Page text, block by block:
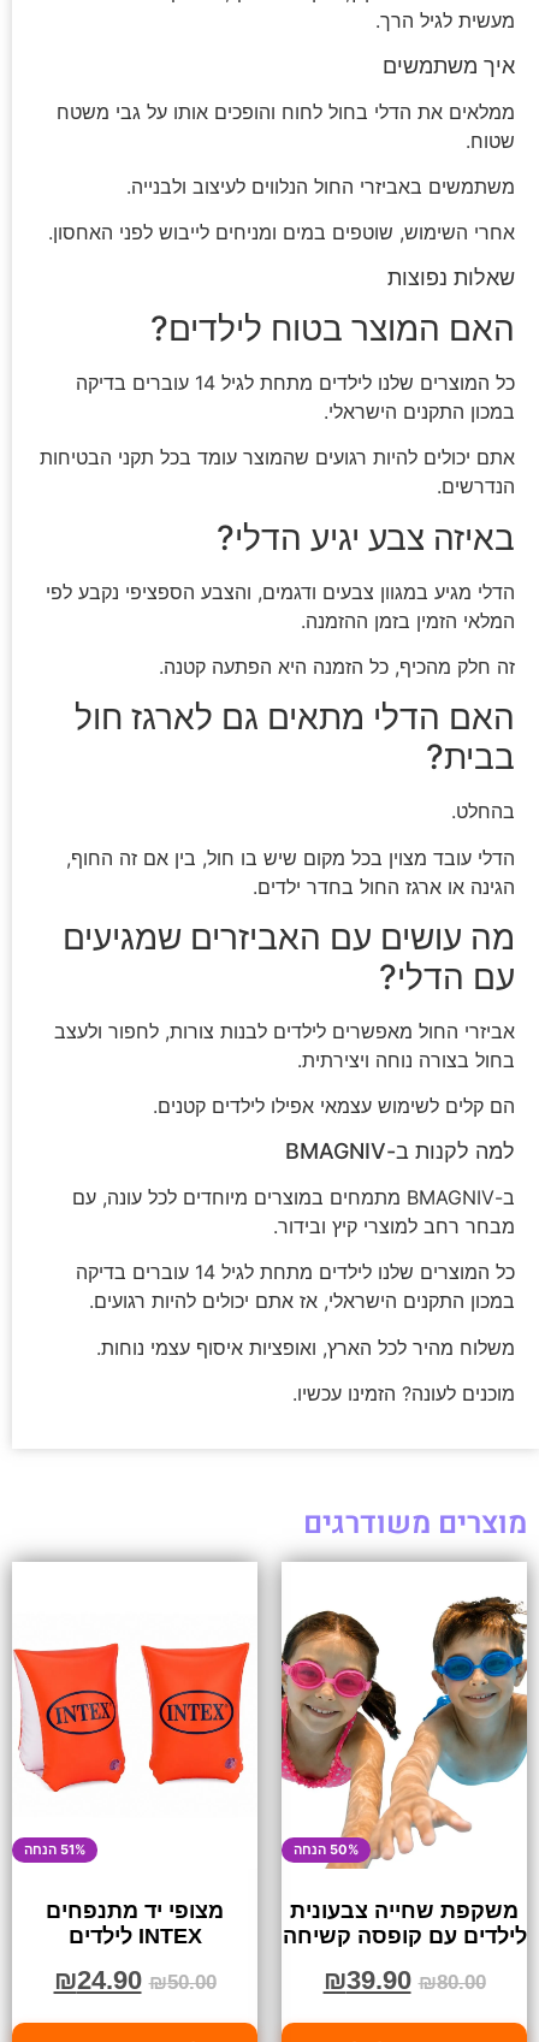
מעשית לגיל הרך.
איך משתמשים
ממלאים את הדלי בחול לחוח והופכים אותו על גבי משטח
שטוח.
משתמשים באביזרי החול הנלווים לעיצוב ולבנייה.
אחרי השימוש, שוטפים במים ומניחים לייבוש לפני האחסון.
שאלות נפוצות
האם המוצר בטוח לילדים?
כל המוצרים שלנו לילדים מתחת לגיל 14 עוברים בדיקה
במכון התקנים הישראלי.
אתם יכולים להיות רגועים שהמוצר עומד בכל תקני הבטיחות
הנדרשים.
באיזה צבע יגיע הדלי?
הדלי מגיע במגוון צבעים ודגמים, והצבע הספציפי נקבע לפי
המלאי הזמין בזמן ההזמנה.
זה חלק מהכיף, כל הזמנה היא הפתעה קטנה.
האם הדלי מתאים גם לארגז חול
בבית?
בהחלט.
הדלי עובד מצוין בכל מקום שיש בו חול, בין אם זה החוף,
הגינה או ארגז החול בחדר ילדים.
מה עושים עם האביזרים שמגיעים
עם הדלי?
אביזרי החול מאפשרים לילדים לבנות צורות, לחפור ולעצב
בחול בצורה נוחה ויצירתית.
הם קלים לשימוש עצמאי אפילו לילדים קטנים.
למה לקנות ב-BMAGNIV
ב-BMAGNIV מתמחים במוצרים מיוחדים לכל עונה, עם
מבחר רחב למוצרי קיץ ובידור.
כל המוצרים שלנו לילדים מתחת לגיל 14 עוברים בדיקה
במכון התקנים הישראלי, אז אתם יכולים להיות רגועים.
משלוח מהיר לכל הארץ, ואופציות איסוף עצמי נוחות.
מוכנים לעונה? הזמינו עכשיו.
מוצרים משודרגים
50% הנחה
משקפת שחייה צבעונית
לילדים עם קופסה קשיחה
₪80.00
₪39.90
51% הנחה
מצופי יד מתנפחים
INTEX לילדים
₪50.00
₪24.90